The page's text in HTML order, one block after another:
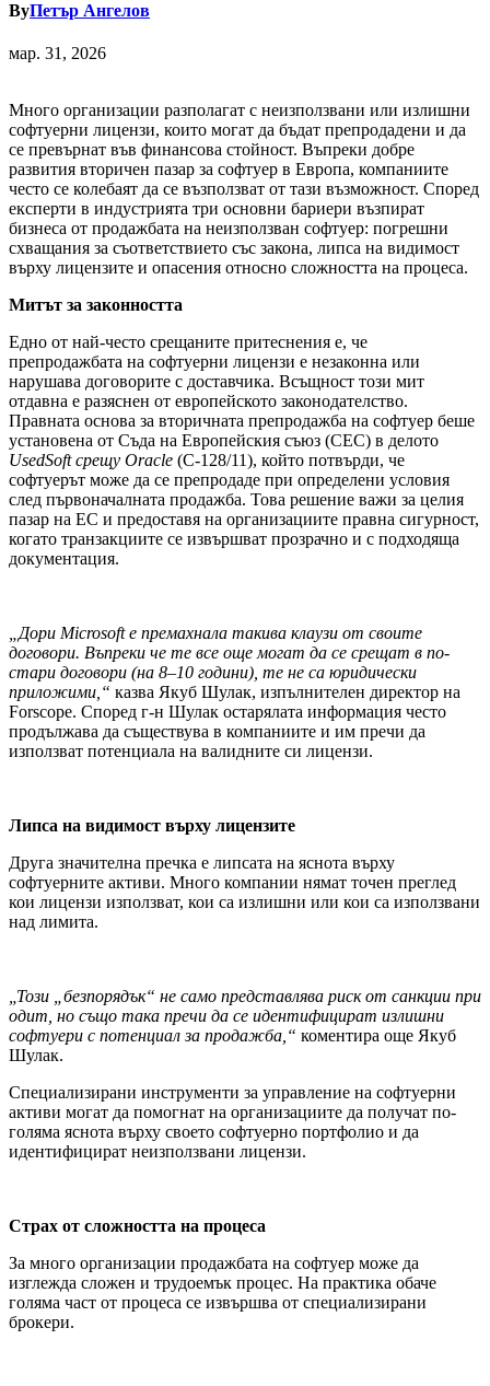
ByПетър Ангелов
мар. 31, 2026
Много организации разполагат с неизползвани или излишни
софтуерни лицензи, които могат да бъдат препродадени и да
се превърнат във финансова стойност. Въпреки добре
развития вторичен пазар за софтуер в Европа, компаниите
често се колебаят да се възползват от тази възможност. Според
експерти в индустрията три основни бариери възпират
бизнеса от продажбата на неизползван софтуер: погрешни
схващания за съответствието със закона, липса на видимост
върху лицензите и опасения относно сложността на процеса.
Митът за законността
Едно от най-често срещаните притеснения е, че
препродажбата на софтуерни лицензи е незаконна или
нарушава договорите с доставчика. Всъщност този мит
отдавна е разяснен от европейското законодателство.
Правната основа за вторичната препродажба на софтуер беше
установена от Съда на Европейския съюз (СЕС) в делото
UsedSoftсрещу Oracle (C-128/11), който потвърди, че
софтуерът може да се препродаде при определени условия
след първоначалната продажба. Това решение важи за целия
пазар на ЕС и предоставя на организациите правна сигурност,
когато транзакциите се извършват прозрачно и с подходяща
документация.
„Дори Microsoftе премахнала такива клаузи от своите
договори. Въпреки че те все още могат да се срещат в по-
стари договори (на 8–10 години), те не са юридически
приложими,“ казва Якуб Шулак, изпълнителен директор на
Forscope. Според г-н Шулак остарялата информация често
продължава да съществува в компаниите и им пречи да
използват потенциала на валидните си лицензи.
Липса на видимост върху лицензите
Друга значителна пречка е липсата на яснота върху
софтуерните активи. Много компании нямат точен преглед
кои лицензи използват, кои са излишни или кои са използвани
над лимита.
„Този „безпорядък“ не само представлява риск от санкции при
одит, но също така пречи да се идентифицират излишни
софтуери с потенциал за продажба,“ коментира още Якуб
Шулак.
Специализирани инструменти за управление на софтуерни
активи могат да помогнат на организациите да получат по-
голяма яснота върху своето софтуерно портфолио и да
идентифицират неизползвани лицензи.
Страх от сложността на процеса
За много организации продажбата на софтуер може да
изглежда сложен и трудоемък процес. На практика обаче
голяма част от процеса се извършва от специализирани
брокери.